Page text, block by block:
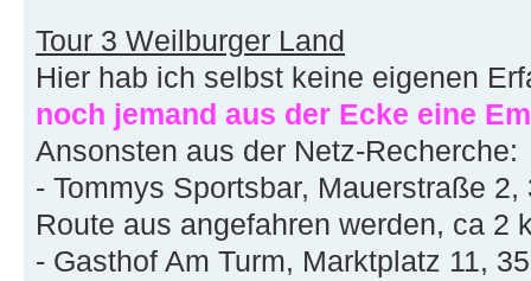
Tour 3 Weilburger Land
Hier hab ich selbst keine eigenen
noch jemand aus der Ecke eine
Ansonsten aus der Netz-Recherche:
- Tommys Sportsbar, Mauerstraße
Route aus angefahren werden, ca 2
- Gasthof Am Turm, Marktplatz 11,